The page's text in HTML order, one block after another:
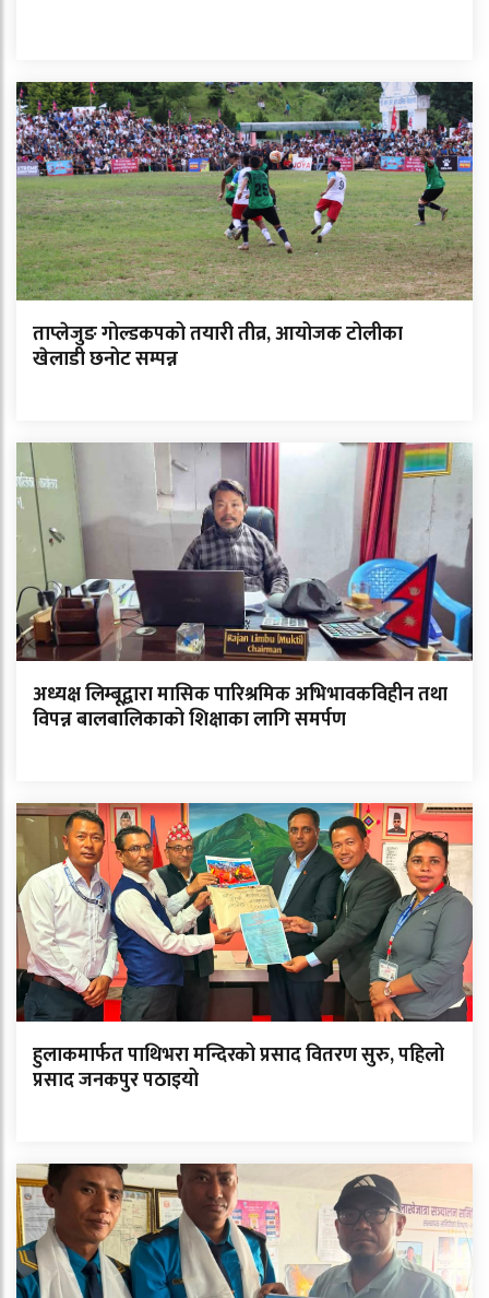
ताप्लेजुङ गोल्डकपको तयारी तीव्र, आयोजक टोलीका
खेलाडी छनोट सम्पन्न
अध्यक्ष लिम्बूद्वारा मासिक पारिश्रमिक अभिभावकविहीन तथा
विपन्न बालबालिकाको शिक्षाका लागि समर्पण
हुलाकमार्फत पाथिभरा मन्दिरको प्रसाद वितरण सुरु, पहिलो
प्रसाद जनकपुर पठाइयो